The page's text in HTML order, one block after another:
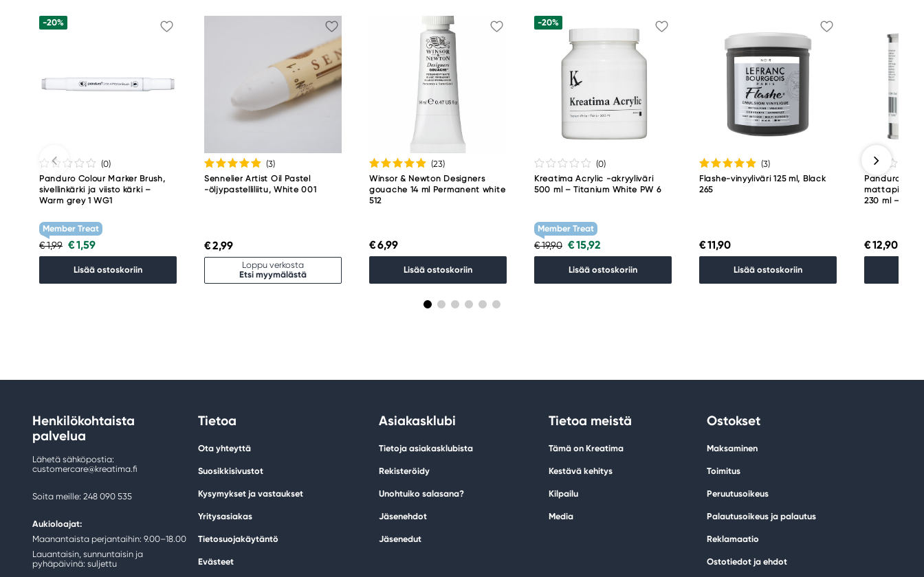
-20%
(0)
Panduro Colour Marker Brush,
sivellinkärki ja viisto kärki –
Warm grey 1 WG1
Member Treat
€ 1,99 € 1,59
Lisää ostoskoriin
(3)
Sennelier Artist Oil Pastel
-öljypastelliliitu, White 001
€ 2,99
Loppu verkosta
Etsi myymälästä
(23)
Winsor & Newton Designers
gouache 14 ml Permanent white
512
€ 6,99
Lisää ostoskoriin
-20%
(0)
Kreatima Acrylic -akryyliväri
500 ml – Titanium White PW 6
Member Treat
€ 19,90 € 15,92
Lisää ostoskoriin
(3)
Flashe-vinyyliväri 125 ml, Black
265
€ 11,90
Lisää ostoskoriin
Panduro
230 ml – Olive
€ 12,90
Henkilökohtaista
palvelua
Lähetä sähköpostia:
customercare@kreatima.fi
Soita meille: 248 090 535
Aukioloajat:
Maanantaista perjantaihin: 9.00–18.00
Lauantaisin, sunnuntaisin ja
pyhäpäivinä: suljettu
Tietoa
Ota yhteyttä
Suosikkisivustot
Kysymykset ja vastaukset
Yritysasiakas
Tietosuojakäytäntö
Evästeet
Asiakasklubi
Tietoja asiakasklubista
Rekisteröidy
Unohtuiko salasana?
Jäsenehdot
Jäsenedut
Tietoa meistä
Tämä on Kreatima
Kestävä kehitys
Kilpailu
Media
Ostokset
Maksaminen
Toimitus
Peruutusoikeus
Palautusoikeus ja palautus
Reklamaatio
Ostotiedot ja ehdot